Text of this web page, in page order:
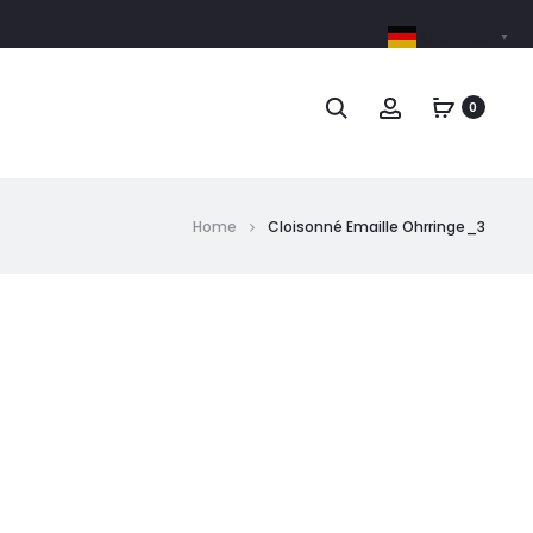
0
Home Cloisonné Emaille Ohrringe_3
▼